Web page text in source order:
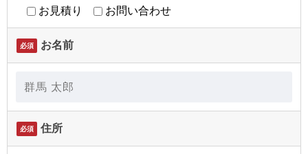
お見積り お問い合わせ
必須 お名前
必須 住所